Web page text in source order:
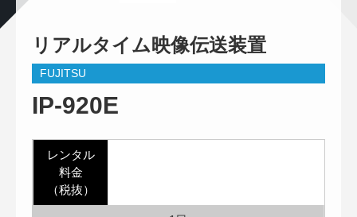
リアルタイム映像伝送装置
FUJITSU
IP-920E
レンタル
料金
（税抜）